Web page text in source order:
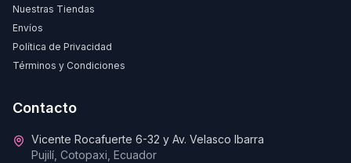
Nuestras Tiendas
Envíos
Política de Privacidad
Términos y Condiciones
Contacto
Vicente Rocafuerte 6-32 y Av. Velasco Ibarra
Pujilí, Cotopaxi, Ecuador